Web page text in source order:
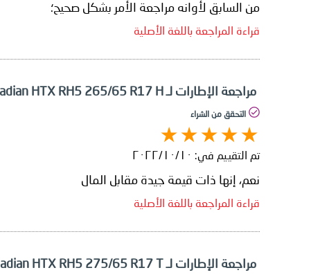
من السابق لأوانه مراجعة الأمر بشكل صحيح؛
قراءة المراجعة باللغة الأصلية
مراجعة الإطارات لـ Nexen Roadian HTX RH5 265/65 R17 H
التحقق من الشراء
تم التقييم في: ١٠‏/١٠‏/٢٠٢٢
نعم، إنها ذات قيمة جيدة مقابل المال
قراءة المراجعة باللغة الأصلية
مراجعة الإطارات لـ Nexen Roadian HTX RH5 275/65 R17 T